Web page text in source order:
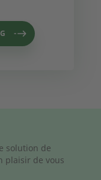
solution de
plaisir de vous